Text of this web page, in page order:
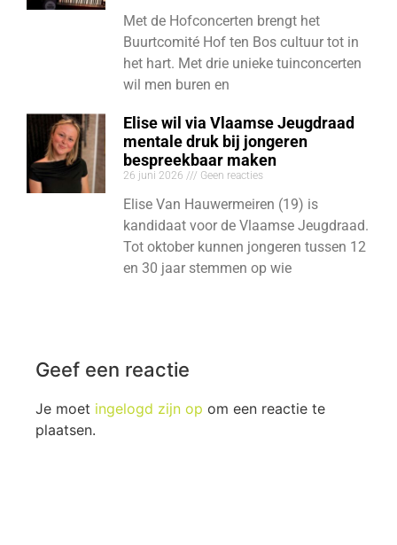
Met de Hofconcerten brengt het
Buurtcomité Hof ten Bos cultuur tot in
het hart. Met drie unieke tuinconcerten
wil men buren en
Elise wil via Vlaamse Jeugdraad
mentale druk bij jongeren
bespreekbaar maken
26 juni 2026 Geen reacties
Elise Van Hauwermeiren (19) is
kandidaat voor de Vlaamse Jeugdraad.
Tot oktober kunnen jongeren tussen 12
en 30 jaar stemmen op wie
Geef een reactie
Je moet ingelogd zijn op om een reactie te
plaatsen.